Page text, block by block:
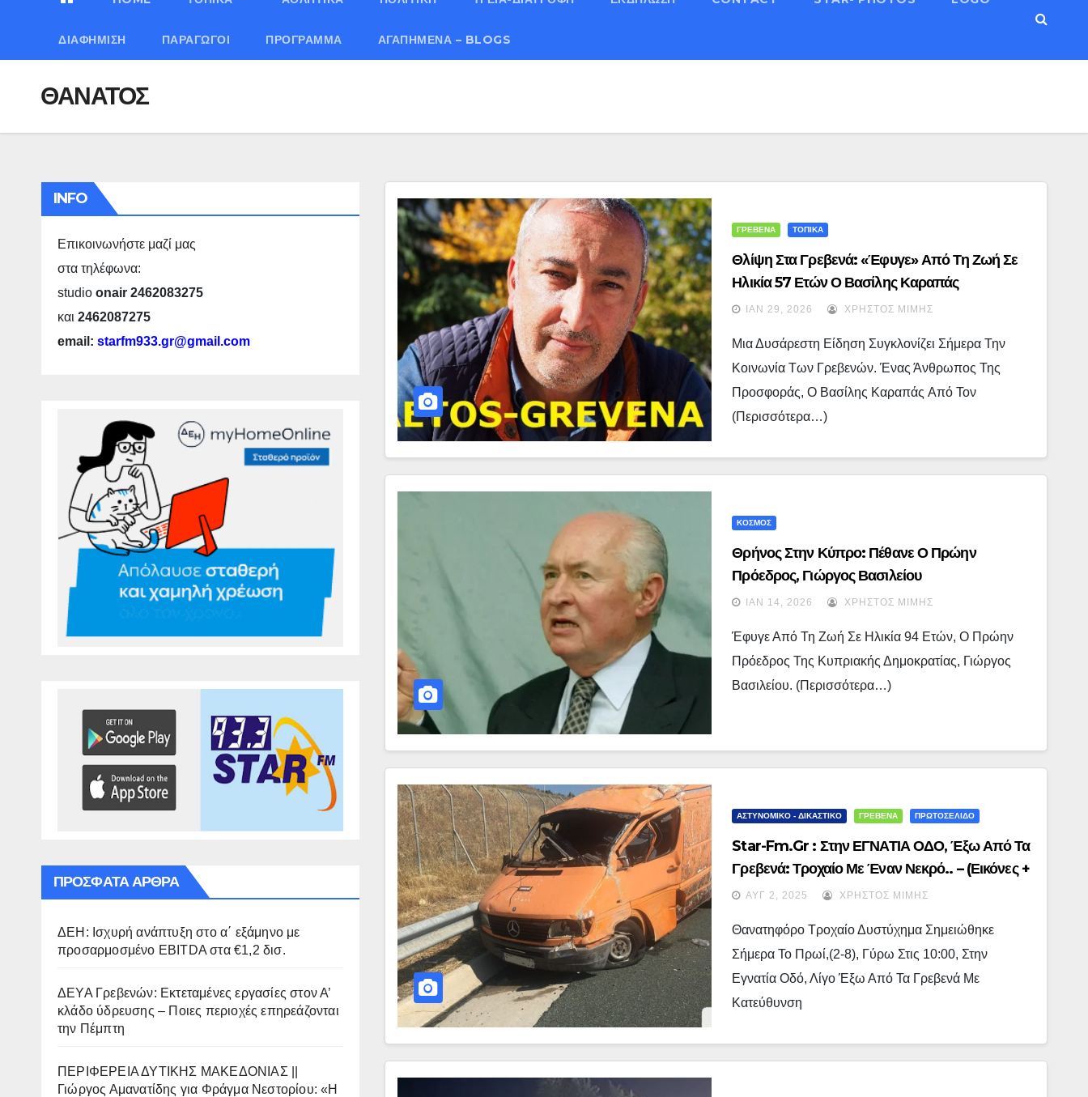
ΔΙΑΦΉΜΙΣΗ ΠΑΡΑΓΩΓΟΊ ΠΡΌΓΡΑΜΜΑ ΑΓΑΠΗΜΈΝΑ – BLOGS
ΘΑΝΑΤΟΣ
INFO
Επικοινωνήστε μαζί μας
στα τηλέφωνα:
studio onair 2462083275
και 2462087275
email: starfm933.gr@gmail.com
ΠΡΌΣΦΑΤΑ ΆΡΘΡΑ
ΔΕΗ: Ισχυρή ανάπτυξη στο α΄ εξάμηνο με
προσαρμοσμένο EBITDA στα €1,2 δισ.
ΔΕΥΑ Γρεβενών: Εκτεταμένες εργασίες στον Α’
κλάδο ύδρευσης – Ποιες περιοχές επηρεάζονται
την Πέμπτη
ΠΕΡΙΦΕΡΕΙΑ ΔΥΤΙΚΗΣ ΜΑΚΕΔΟΝΙΑΣ ||
Γιώργος Αμανατίδης για Φράγμα Νεστορίου: «Η
ΓΡΕΒΕΝΑ ΤΟΠΙΚΑ
Θλίψη Στα Γρεβενά: «Έφυγε» Από Τη Ζωή Σε
Ηλικία 57 Ετών Ο Βασίλης Καραπάς
ΙΑΝ 29, 2026 ΧΡΉΣΤΟΣ ΜΊΜΗΣ
Μια Δυσάρεστη Είδηση Συγκλονίζει Σήμερα Την
Κοινωνία Των Γρεβενών. Ένας Άνθρωπος Της
Προσφοράς, Ο Βασίλης Καραπάς Από Τον
(περισσότερα…)
ΚΟΣΜΟΣ
Θρήνος Στην Κύπρο: Πέθανε Ο Πρώην
Πρόεδρος, Γιώργος Βασιλείου
ΙΑΝ 14, 2026 ΧΡΉΣΤΟΣ ΜΊΜΗΣ
Έφυγε Από Τη Ζωή Σε Ηλικία 94 Ετών, Ο Πρώην
Πρόεδρος Της Κυπριακής Δημοκρατίας, Γιώργος
Βασιλείου. (περισσότερα…)
ΑΣΤΥΝΟΜΙΚΟ - ΔΙΚΑΣΤΙΚΟ ΓΡΕΒΕΝΑ ΠΡΩΤΟΣΕΛΙΔΟ
Star-Fm.gr : Στην ΕΓΝΑΤΙΑ ΟΔΟ, Έξω Από Τα
Γρεβενά: Τροχαίο Με Έναν Νεκρό.. – (εικόνες +
Video)
ΑΥΓ 2, 2025 ΧΡΉΣΤΟΣ ΜΊΜΗΣ
Θανατηφόρο Τροχαίο Δυστύχημα Σημειώθηκε
Σήμερα Το Πρωί,(2-8), Γύρω Στις 10:00, Στην
Εγνατία Οδό, Λίγο Έξω Από Τα Γρεβενά Με
Κατεύθυνση